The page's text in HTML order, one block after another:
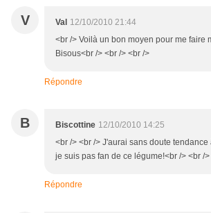
V Val 12/10/2010 21:44
<br /> Voilà un bon moyen pour me faire
Bisous<br /> <br /> <br />
Répondre
B Biscottine 12/10/2010 14:25
<br /> <br /> J'aurai sans doute
je suis pas fan de ce légume!<br /> <br /
Répondre